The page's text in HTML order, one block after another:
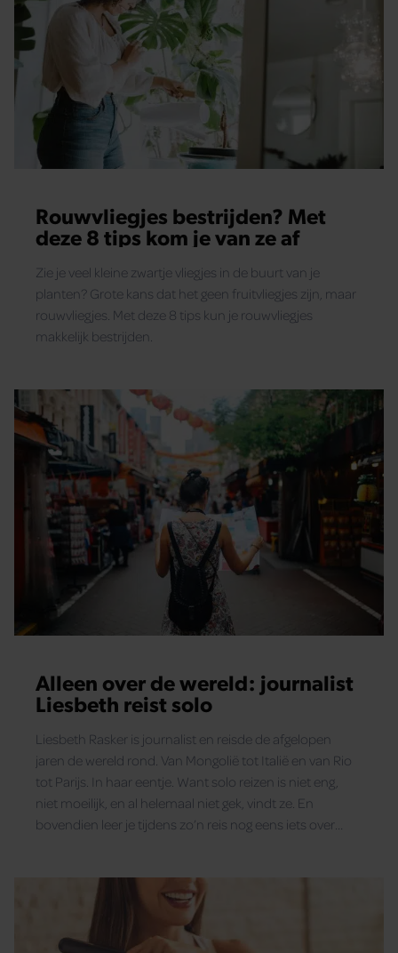
Rouwvliegjes bestrijden? Met
deze 8 tips kom je van ze af
Zie je veel kleine zwartje vliegjes in de buurt van je
planten? Grote kans dat het geen fruitvliegjes zijn, maar
rouwvliegjes. Met deze 8 tips kun je rouwvliegjes
makkelijk bestrijden.
Alleen over de wereld: journalist
Liesbeth reist solo
Liesbeth Rasker is journalist en reisde de afgelopen
jaren de wereld rond. Van Mongolië tot Italië en van Rio
tot Parijs. In haar eentje. Want solo reizen is niet eng,
niet moeilijk, en al helemaal niet gek, vindt ze. En
bovendien leer je tijdens zo’n reis nog eens iets over